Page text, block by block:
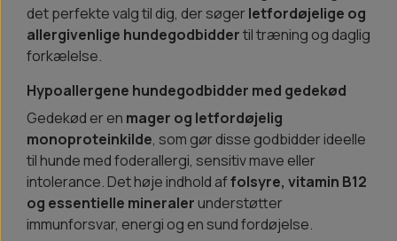
det perfekte valg til dig, der søgerletfordøjelige og
allergivenlige hundegodbiddertil træning og daglig
forkælelse.
Hypoallergene hundegodbidder med gedekød
Gedekød er en mager og letfordøjelig
monoproteinkilde, som gør disse godbidder ideelle
til hunde med foderallergi, sensitiv mave eller
intolerance. Det høje indhold affolsyre, vitamin B12
og essentielle mineraler understøtter
immunforsvar, energi og en sund fordøjelse.